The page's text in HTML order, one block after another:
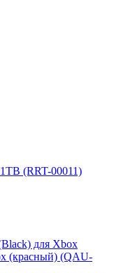
(RRT-00011)
для Xbox
(красный) (QAU-